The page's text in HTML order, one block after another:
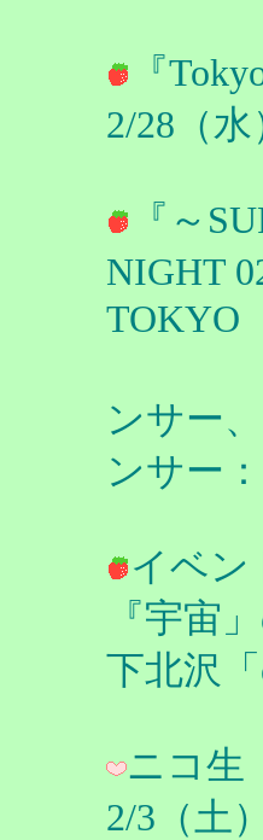
『
2/28（
『～
NIGHT
TOKYO
ンサー
ンサー
イベン
『宇宙
下北沢
ニコ生
2/3（土